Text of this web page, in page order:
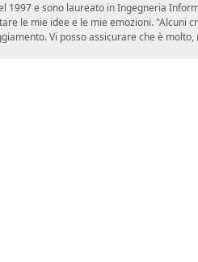
1997 e sono laureato in Ingegneria
le mie idee e le mie emozioni. "Alcuni
Vi posso assicurare che è